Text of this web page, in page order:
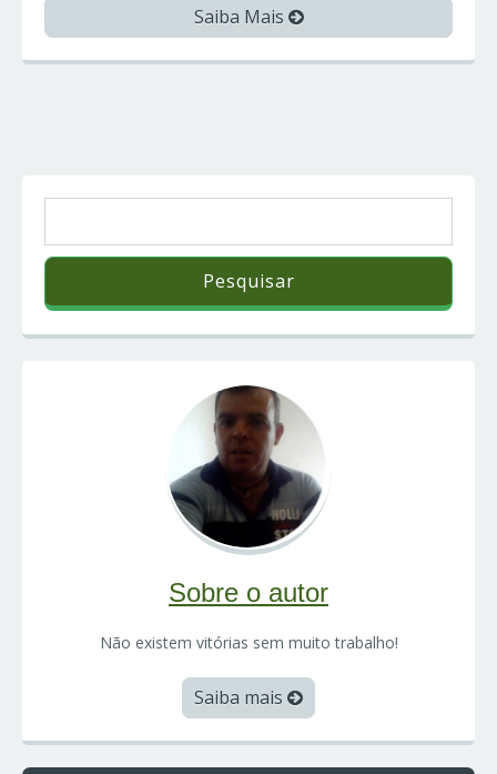
Saiba Mais
Sobre o autor
Não existem vitórias sem muito trabalho!
Saiba mais